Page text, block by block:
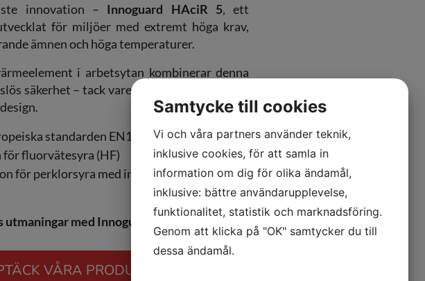
innovation – Innoguard HAciR 5, ett
för miljöer med extremt höga krav,
ämnen och höga temperaturer.
i arbetsytan kombinerar denna
säkerhet – tack vare tonat säkerhetsglas –
standarden EN14175
för fluorvätesyra (HF)
för perklorsyra med integrerat
med Innoguard.
VÅRA PRODUKTER
Samtycke till cookies
Vi och våra partners använder teknik,
inklusive cookies, för att samla in
information om dig för olika ändamål,
inklusive: bättre användarupplevelse,
funktionalitet, statistik och marknadsföring.
Genom att klicka på "OK" samtycker du till
dessa ändamål.